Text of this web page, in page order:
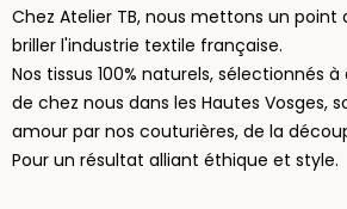
Chez Atelier TB, nous mettons un point
briller l'industrie textile française.
Nos tissus 100% naturels, sélectionnés
de chez nous dans les Hautes Vosges,
amour par nos couturières, de la
Pour un résultat alliant éthique et style.